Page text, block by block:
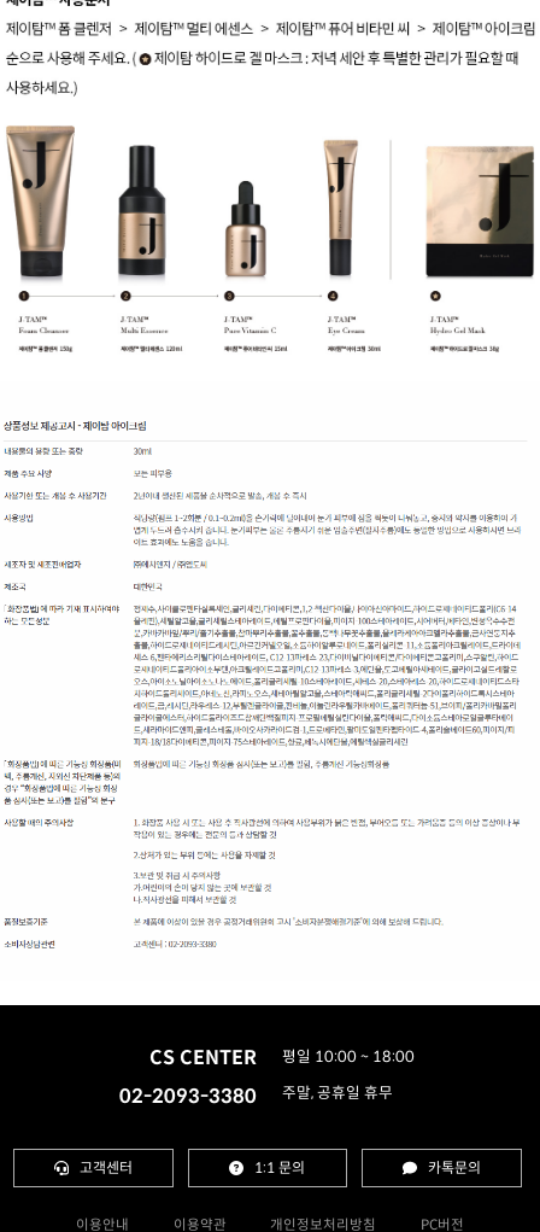
CS CENTER
02-2093-3380
평일 10:00 ~ 18:00
주말, 공휴일 휴무
고객센터 1:1 문의 카톡문의
이용안내 이용약관 개인정보처리방침 PC버전